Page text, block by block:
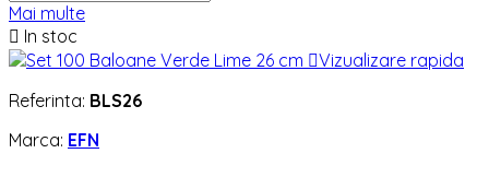
Mai multe
 In stoc
Vizualizare rapida
Referinta: BLS26
Marca: EFN